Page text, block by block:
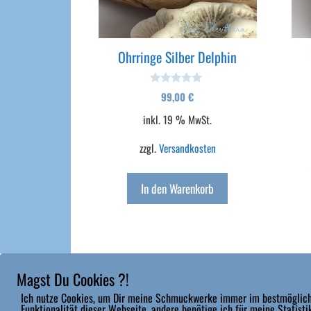
Ohrringe Silber Delphin
n
99,00€
inkl. 19 % MwSt.
zzgl.Versandkosten
In den Warenkorb
© 2026 ZOESELEUTHERA.COM
Magst Du Cookies ?!
Ich nutze Cookies, um Dir meine Schmuckwerke immer im